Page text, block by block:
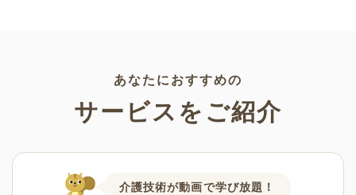
あなたにおすすめの
サービスをご紹介
介護技術が動画で学び放題！